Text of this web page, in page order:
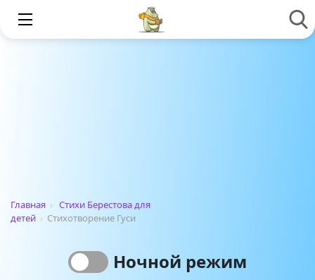
Главная › Стихи Берестова для
детей › Стихотворение Гуси
Ночной режим